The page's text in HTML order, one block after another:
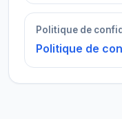
Politique de
Politique de